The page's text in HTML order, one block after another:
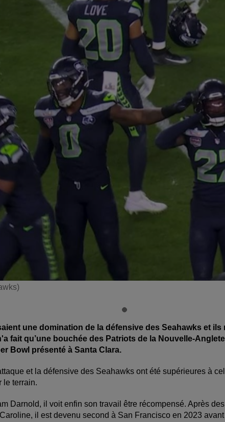
une domination de la défensive des Seahawks et ils
fait qu’une bouchée des Patriots de la Nouvelle-
Bowl présenté à Santa Clara.
et la défensive des Seahawks ont été supérieures à
le terrain.
Darnold, il voit enfin son travail être récompensé. Après
il est devenu second à San Francisco en 2023